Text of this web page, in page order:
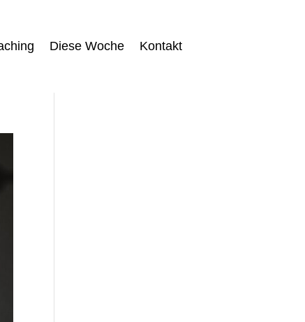
Diese Woche Kontakt